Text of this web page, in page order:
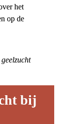
het
DWHC-onderzoek op deze wolf is te lezen op de
bij